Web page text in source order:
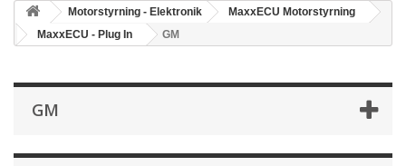
Motorstyrning - Elektronik
MaxxECU Motorstyrning
MaxxECU - Plug In
GM
GM